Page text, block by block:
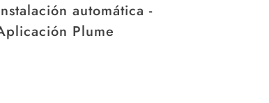
automática -
Plume